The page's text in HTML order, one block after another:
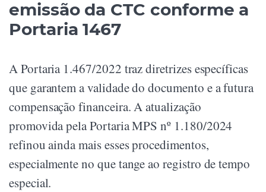
emissão da CTC conforme a
Portaria 1467
A Portaria 1.467/2022 traz diretrizes específicas
que garantem a validade do documento e a futura
compensação financeira. A atualização
promovida pela Portaria MPS nº 1.180/2024
refinou ainda mais esses procedimentos,
especialmente no que tange ao registro de tempo
especial.